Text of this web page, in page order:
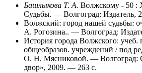
Башлыкова Т. А. Волжскому - 50 :
Судьбы. — Волгоград: Издатель,
Волжский: город нашей судьбы:
А. Рогозина.. — Волгоград:
История города Волжского: учеб.
общеобразов. учреждений / под
О. Н. Мясниковой. —
двор», 2009. — 263 с.